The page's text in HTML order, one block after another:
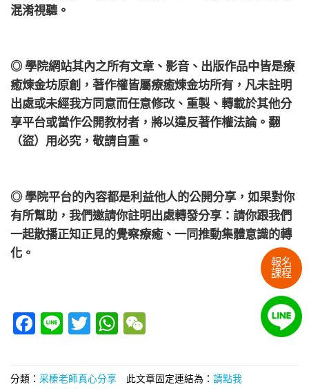
混淆視聽。
◎ 學院網站其內之所有文章、影音、出版作品中皆是療
癒煉金坊原創，著作權皆屬療癒煉金坊所有，凡未註明
出處或未經我方同意而任意修改、重製、轉載於其他分
享平台或當作公開教材者，將以違反著作權法論。翻
（盜）用必究，敬請自重。
◎ 學院平台的內容都是利益他人的公開分享，如果對你
有所幫助，我們邀請你註明出處轉發分享：請你跟我們
一起散播正知正見的覺察療癒、一同推動集體意識的轉
化。
Facebook
LineTwitterWhatsApp
分類： 采榛老師真心分享 此文章固定連結為： 請點我
報名
課程